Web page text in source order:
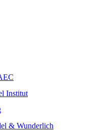
Institut
& Wunderlich